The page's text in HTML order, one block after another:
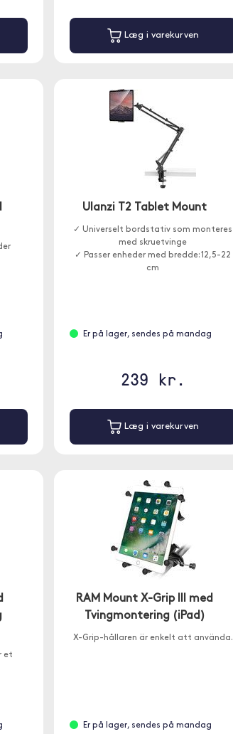
Læg i varekurven
Ulanzi T2 Tablet Mount
✓ Universelt bordstativ som monteres
med skruetvinge
✓ Passer enheder med bredde: 12,5-22
cm
Er på lager, sendes på mandag
239 kr.
Læg i varekurven
et
RAM Mount X-Grip III med
Tvingmontering (iPad)
X-Grip-hållaren är enkelt att använda.
Er på lager, sendes på mandag